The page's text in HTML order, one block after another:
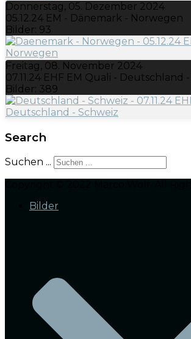
Donnerstag, 05. Dezember 2024
05.12.24 EM - Dänemark - Norwegen
Bilder: 93
Freitag, 08. November 2024
07.11.24 EHF EM Quali - Deutschland
Bilder: 389
Search
Suchen ...
Bilder